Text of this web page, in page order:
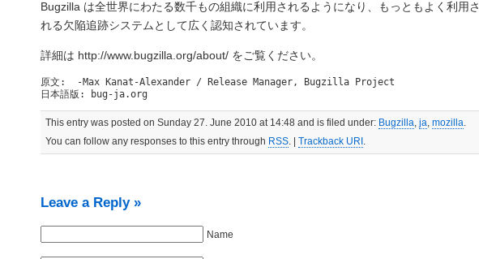
Bugzilla は全世界にわたる数千もの組織に利用されるようになり、もっともよく利用さ
れる欠陥追跡システムとして広く認知されています。
詳細は http://www.bugzilla.org/about/ をご覧ください。
原文:  -Max Kanat-Alexander / Release Manager, Bugzilla Project
日本語版: bug-ja.org
This entry was posted on Sunday 27. June 2010 at 14:48 and is filed under: Bugzilla, ja, mozilla.
You can follow any responses to this entry through RSS. | Trackback URI .
Leave a Reply »
Name